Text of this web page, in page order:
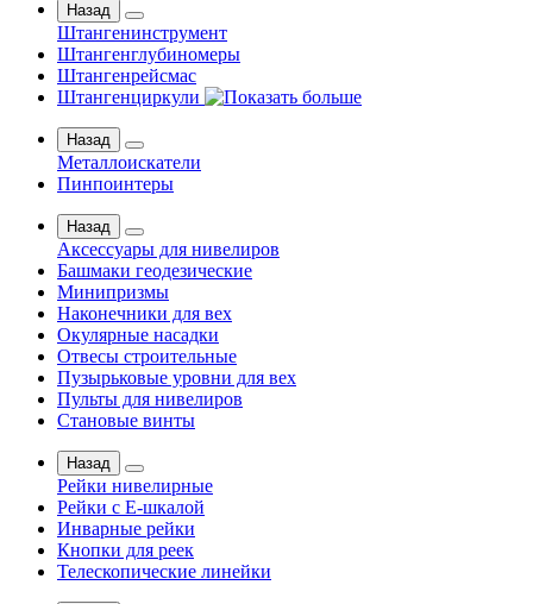
Назад
Штангенинструмент
Штангенглубиномеры
Штангенрейсмас
Штангенциркули
Назад
Металлоискатели
Пинпоинтеры
Назад
Аксессуары для нивелиров
Башмаки геодезические
Минипризмы
Наконечники для вех
Окулярные насадки
Отвесы строительные
Пузырьковые уровни для вех
Пульты для нивелиров
Становые винты
Назад
Рейки нивелирные
Рейки с Е-шкалой
Инварные рейки
Кнопки для реек
Телескопические линейки